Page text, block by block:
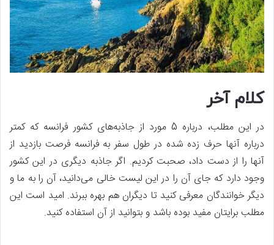
کلام آخر
در این مطلب، درباره 5 مورد از جاذبه‌های کشور فرانسه که کمتر
درباره آنها حرف زده شده در طول سفر به فرانسه فرصت بازدید از
آنها را از دست داد، صحبت کردیم. اگر جاذبه دیگری در این کشور
وجود دارد که جای آن را در این لیست خالی می‌دانید، آن را به ما و
دیگر خوانندگان معرفی کنید تا دیگران هم بهره ببرند. امید است این
مطلب برایتان مفید بوده باشد و بتوانید از آن استفاده کنید.